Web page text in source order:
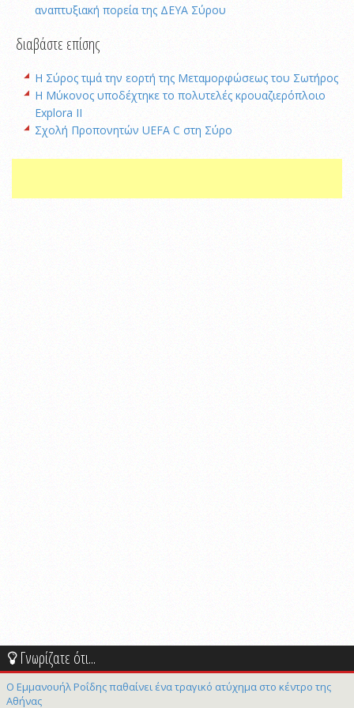
αναπτυξιακή πορεία της ΔΕΥΑ Σύρου
διαβάστε επίσης
Η Σύρος τιμά την εορτή της Μεταμορφώσεως του Σωτήρος
Η Μύκονος υποδέχτηκε το πολυτελές κρουαζιερόπλοιο
Explora II
Σχολή Προπονητών UEFA C στη Σύρο
Γνωρίζατε ότι...
Ο Εμμανουήλ Ροΐδης παθαίνει ένα τραγικό ατύχημα στο κέντρο της
Αθήνας